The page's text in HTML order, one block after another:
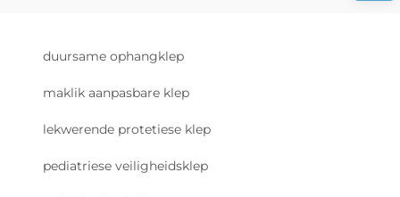
duursame ophangklep
maklik aanpasbare klep
lekwerende protetiese klep
pediatriese veiligheidsklep